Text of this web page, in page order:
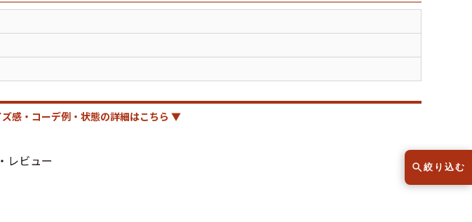
長袖シャツ 半袖シャツ Tシャツ
パンツ レディース 子供服
感・コーデ例・状態の詳細はこちら ▼
レビュー 絞り込む